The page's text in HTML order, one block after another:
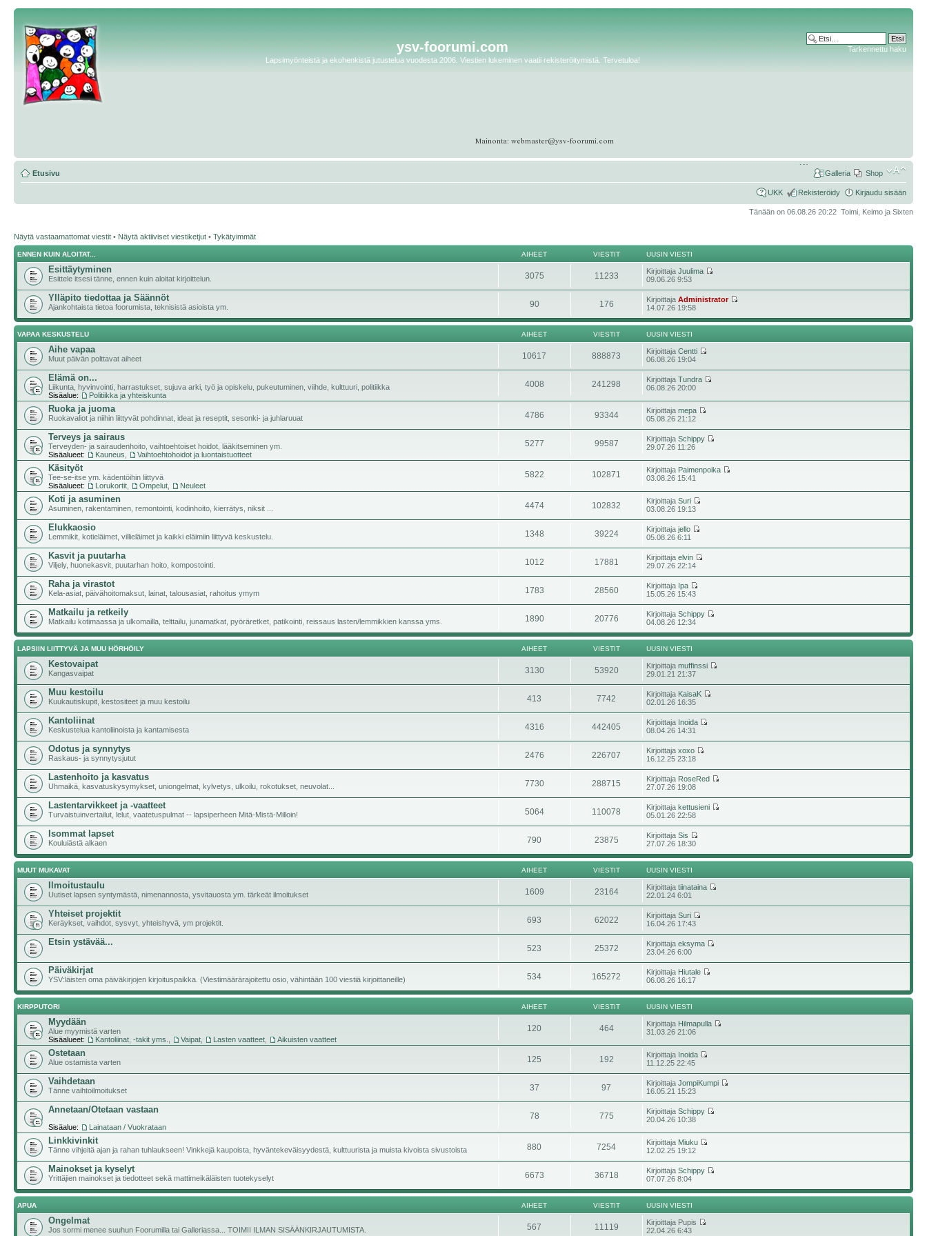
ysv-foorumi.com
Lapsimyönteistä ja ekohenkistä jutustelua vuodesta 2006. Viestien lukeminen vaatii rekisteröitymistä. Tervetuloa!
Tarkennettu haku
Etusivu Shop
Galleria
UKK Rekisteröidy Kirjaudu sisään
Tänään on 06.08.26 20:22 Toimi, Keimo ja Sixten
Näytä vastaamattomat viestit • Näytä aktiiviset viestiketjut • Tykätyimmät
ENNEN KUIN ALOITAT... AIHEET VIESTIT UUSIN VIESTI
Esittäytyminen
Esittele itsesi tänne, ennen kuin aloitat kirjoittelun. 3075 11233 KirjoittajaJuulima
09.06.26 9:53
Ylläpito tiedottaa ja Säännöt
Ajankohtaista tietoa foorumista, teknisistä asioista ym. 90 176 KirjoittajaAdministrator
14.07.26 19:58
VAPAA KESKUSTELU AIHEET VIESTIT UUSIN VIESTI
Aihe vapaa
Muut päivän polttavat aiheet 10617 888873 KirjoittajaCentti
06.08.26 19:04
Elämä on...
Liikunta, hyvinvointi, harrastukset, sujuva arki, työ ja opiskelu, pukeutuminen, viihde, kulttuuri, politiikka
Sisäalue:
Politiikka ja yhteiskunta
4008 241298 KirjoittajaTundra
06.08.26 20:00
Ruoka ja juoma
Ruokavaliot ja niihin liittyvät pohdinnat, ideat ja reseptit, sesonki- ja juhlaruuat 4786 93344 Kirjoittajamepa
05.08.26 21:12
Terveys ja sairaus
Terveyden- ja sairaudenhoito, vaihtoehtoiset hoidot, lääkitseminen ym.
Sisäalueet:
Kauneus Vaihtoehtohoidot ja luontaistuotteet
5277 99587 KirjoittajaSchippy
29.07.26 11:26
Käsityöt
Tee-se-itse ym. kädentöihin liittyvä
Sisäalueet:
Lorukortit Ompelut Neuleet
5822 102871 Kirjoittaja Paimenpoika
03.08.26 15:41
Koti ja asuminen
Asuminen, rakentaminen, remontointi, kodinhoito, kierrätys, niksit ... 4474 102832 KirjoittajaSuri
03.08.26 19:13
Elukkaosio
Lemmikit, kotieläimet, villieläimet ja kaikki eläimiin liittyvä keskustelu. 1348 39224 Kirjoittajajello
05.08.26 6:11
Kasvit ja puutarha
Viljely, huonekasvit, puutarhan hoito, kompostointi. 1012 17881 Kirjoittajaelvin
29.07.26 22:14
Raha ja virastot
Kela-asiat, päivähoitomaksut, lainat, talousasiat, rahoitus ymym 1783 28560 Kirjoittaja Ipa
15.05.26 15:43
Matkailu ja retkeily
Matkailu kotimaassa ja ulkomailla, telttailu, junamatkat, pyöräretket, patikointi, reissaus lasten/lemmikkien kanssa yms. 1890 20776 KirjoittajaSchippy
04.08.26 12:34
LAPSIIN LIITTYVÄ JA MUU HÖRHÖILY AIHEET VIESTIT UUSIN VIESTI
Kestovaipat
Kangasvaipat 3130 53920 Kirjoittajamuffinssi
29.01.21 21:37
Muu kestoilu
Kuukautiskupit, kestositeet ja muu kestoilu 413 7742 Kirjoittaja KaisaK
02.01.26 16:35
Kantoliinat
Keskustelua kantoliinoista ja kantamisesta 4316 442405 Kirjoittaja Inoida
08.04.26 14:31
Odotus ja synnytys
Raskaus- ja synnytysjutut 2476 226707 Kirjoittajaxoxo
16.12.25 23:18
Lastenhoito ja kasvatus
Uhmaikä, kasvatuskysymykset, uniongelmat, kylvetys, ulkoilu, rokotukset, neuvolat... 7730 288715 Kirjoittaja RoseRed
27.07.26 19:08
Lastentarvikkeet ja -vaatteet
Turvaistuinvertailut, lelut, vaatetuspulmat -- lapsiperheen Mitä-Mistä-Milloin! 5064 110078 Kirjoittajakettusieni
05.01.26 22:58
Isommat lapset
Kouluiästä alkaen 790 23875 KirjoittajaSis
27.07.26 18:30
MUUT MUKAVAT AIHEET VIESTIT UUSIN VIESTI
Ilmoitustaulu
Uutiset lapsen syntymästä, nimenannosta, ysvitauosta ym. tärkeät ilmoitukset 1609 23164 Kirjoittajatiinataina
22.01.24 6:01
Yhteiset projektit
Keräykset, vaihdot, sysvyt, yhteishyvä, ym projektit. 693 62022 KirjoittajaSuri
16.04.26 17:43
Etsin ystävää...
523 25372 Kirjoittajaeksyma
23.04.26 6:00
Päiväkirjat
YSV:läisten oma päiväkirjojen kirjoituspaikka. (Viestimäärärajoitettu osio, vähintään 100 viestiä kirjoittaneille) 534 165272 Kirjoittaja Hiutale
06.08.26 16:17
KIRPPUTORI AIHEET VIESTIT UUSIN VIESTI
Myydään
Alue myymistä varten
Sisäalueet:
Kantoliinat, -takit yms. Vaipat Lasten vaatteet Aikuisten vaatteet
120 464 Kirjoittaja Hilmapulla
31.03.26 21:06
Ostetaan
Alue ostamista varten 125 192 Kirjoittaja Inoida
11.12.25 22:45
Vaihdetaan
Tänne vaihtoilmoitukset 37 97 KirjoittajaJompiKumpi
16.05.21 15:23
Annetaan/Otetaan vastaan
Sisäalue: Lainataan / Vuokrataan
78 775 KirjoittajaSchippy
20.04.26 10:38
Linkkivinkit
Tänne vihjeitä ajan ja rahan tuhlaukseen! Vinkkejä kaupoista, hyväntekeväisyydestä, kulttuurista ja muista kivoista sivustoista 880 7254 Kirjoittaja Miuku
12.02.25 19:12
Mainokset ja kyselyt
Yrittäjien mainokset ja tiedotteet sekä mattimeikäläisten tuotekyselyt 6673 36718 KirjoittajaSchippy
07.07.26 8:04
APUA AIHEET VIESTIT UUSIN VIESTI
Ongelmat
Jos sormi menee suuhun Foorumilla tai Galleriassa... TOIMII ILMAN SISÄÄNKIRJAUTUMISTA. 567 11119
Kirjoittaja Pupis
22.04.26 6:43